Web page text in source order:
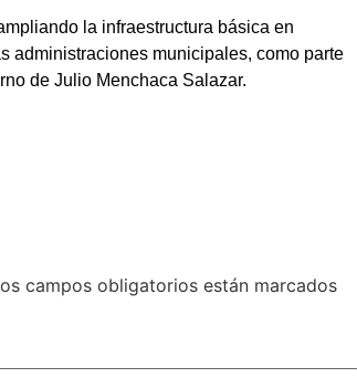
la infraestructura básica en
administraciones municipales, como parte
de Julio Menchaca Salazar.
campos obligatorios están marcados